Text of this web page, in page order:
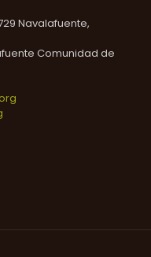
Navalafuente,
Comunidad de